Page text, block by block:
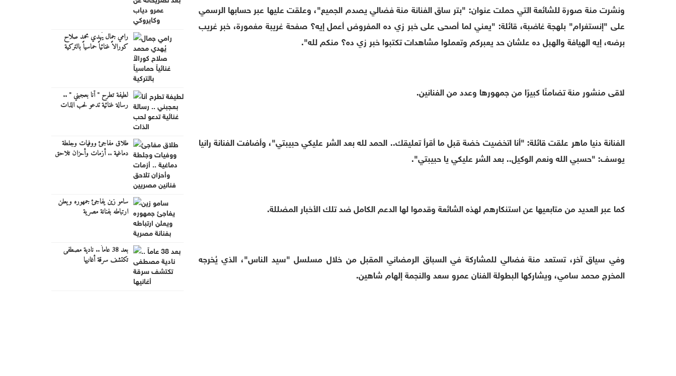
ونشرت منة صورة للشائعة التي حملت عنوان: "بتر ساق الفنانة منة فضالي يصدم الجميع"، وعلقت عليها عبر حسابها الرسمي
على "إنستغرام" بلهجة غاضبة، قائلة: "يعني لما أصحى على خبر زي ده المفروض أعمل إيه؟ صفحة غريبة مغمورة، خبر غريب
برضه، إيه الهيافة والهبل ده علشان حد يعبركم وتعملوا مشاهدات تكتبوا خبر زي ده؟ منكم لله".
لاقى منشور منة تضامنًا كبيرًا من جمهورها وعدد من الفنانين.
الفنانة دنيا ماهر علقت قائلة: "أنا اتخضيت خضة قبل ما أقرأ تعليقك.. الحمد لله بعد الشر عليكي حبيبتي"، وأضافت الفنانة رانيا
يوسف: "حسبي الله ونعم الوكيل.. بعد الشر عليكي يا حبيبتي".
كما عبر العديد من متابعيها عن استنكارهم لهذه الشائعة وقدموا لها الدعم الكامل ضد تلك الأخبار المضللة.
وفي سياق آخر، تستعد منة فضالي للمشاركة في السباق الرمضاني المقبل من خلال مسلسل "سيد الناس"، الذي يُخرجه
المخرج محمد سامي، ويشاركها البطولة الفنان عمرو سعد والنجمة إلهام شاهين.
رامي جمال يُهدي محمد صلاح
كورالاً غنائياً حماسياً بالتركية
لطيفة تطرح " أنا بعجبني " ..
رسالة غنائية تدعو لحب الذات
طلاق مفاجئ ووفيات وجلطة
دماغية .. أزمات وأحزان تلاحق
سامو زين يفاجئ جمهوره ويعلن
ارتباطه بفنانة مصرية
بعد 38 عاماً .. نادية مصطفى
تكتشف سرقة أغانيها